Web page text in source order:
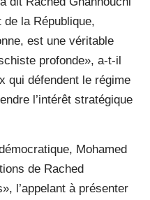
la République,
est une véritable
profonde», a-t-il
qui défendent le régime
l’intérêt stratégique
Mohamed
de Rached
l’appelant à présenter